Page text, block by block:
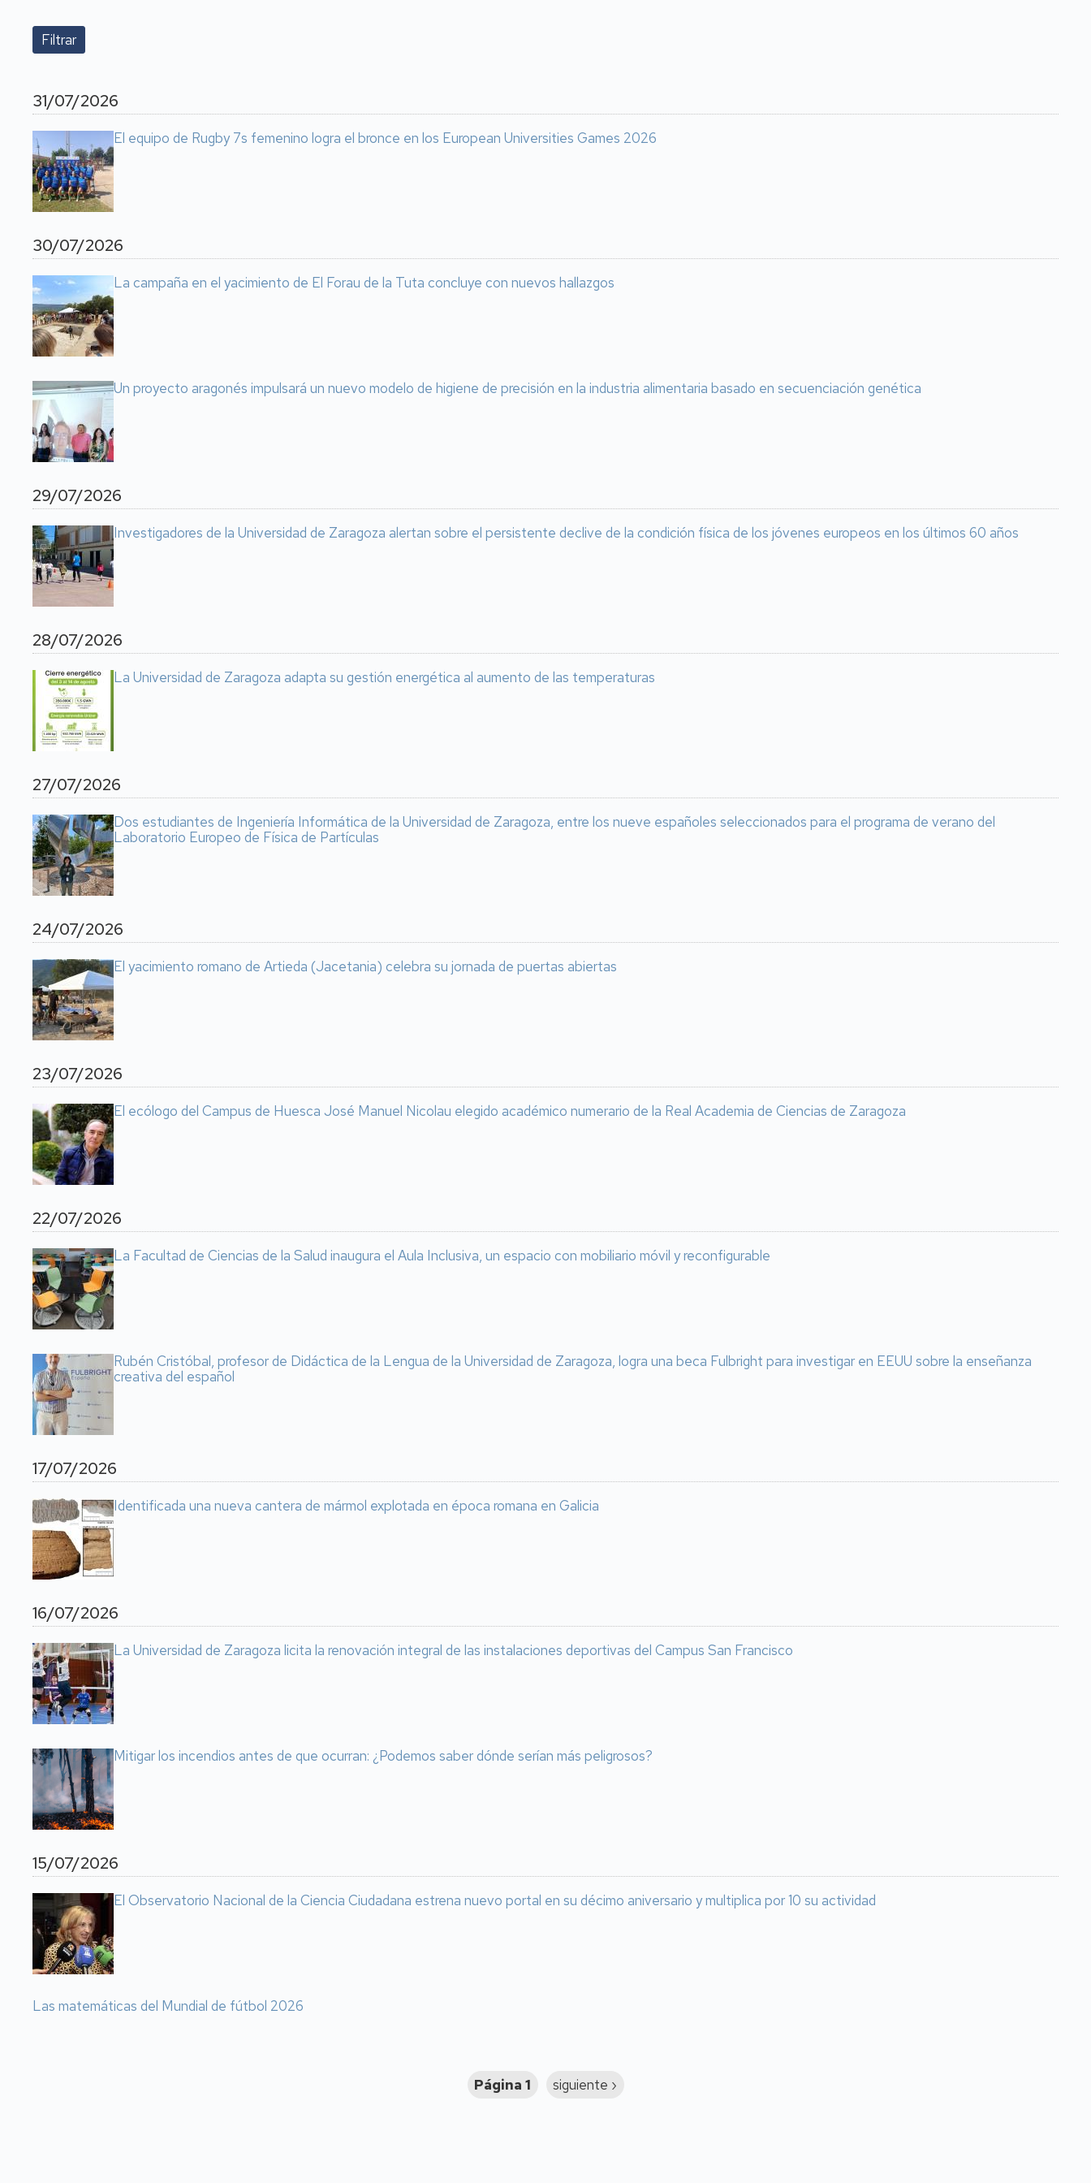
31/07/2026
El equipo de Rugby 7s femenino logra el bronce en los European Universities Games 2026
30/07/2026
La campaña en el yacimiento de El Forau de la Tuta concluye con nuevos hallazgos
Un proyecto aragonés impulsará un nuevo modelo de higiene de precisión en la industria alimentaria basado en secuenciación genética
29/07/2026
Investigadores de la Universidad de Zaragoza alertan sobre el persistente declive de la condición física de los jóvenes europeos en los últimos 60 años
28/07/2026
La Universidad de Zaragoza adapta su gestión energética al aumento de las temperaturas
27/07/2026
Dos estudiantes de Ingeniería Informática de la Universidad de Zaragoza, entre los nueve españoles seleccionados para el programa de verano del
Laboratorio Europeo de Física de Partículas
24/07/2026
El yacimiento romano de Artieda (Jacetania) celebra su jornada de puertas abiertas
23/07/2026
El ecólogo del Campus de Huesca José Manuel Nicolau elegido académico numerario de la Real Academia de Ciencias de Zaragoza
22/07/2026
La Facultad de Ciencias de la Salud inaugura el Aula Inclusiva, un espacio con mobiliario móvil y reconfigurable
Rubén Cristóbal, profesor de Didáctica de la Lengua de la Universidad de Zaragoza, logra una beca Fulbright para investigar en EEUU sobre la enseñanza
creativa del español
17/07/2026
Identificada una nueva cantera de mármol explotada en época romana en Galicia
16/07/2026
La Universidad de Zaragoza licita la renovación integral de las instalaciones deportivas del Campus San Francisco
Mitigar los incendios antes de que ocurran: ¿Podemos saber dónde serían más peligrosos?
15/07/2026
El Observatorio Nacional de la Ciencia Ciudadana estrena nuevo portal en su décimo aniversario y multiplica por 10 su actividad
Las matemáticas del Mundial de fútbol 2026
Página 1
Siguiente
siguiente ›